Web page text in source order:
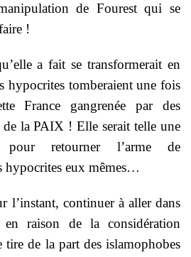
de Fourest qui se
!
a fait se transformerait en
hypocrites tomberaient une fois
France gangrenée par des
de la PAIX ! Elle serait telle une
pour retourner l’arme de
hypocrites eux mêmes…
l’instant, continuer à aller dans
raison de la considération
tire de la part des islamophobes